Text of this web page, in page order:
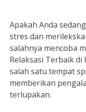
Apakah Anda
stres dan
salahnya mencoba
Relaksasi Terbaik di
salah satu tempat
memberikan
terlupakan.